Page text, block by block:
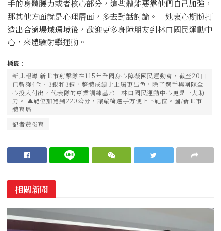
手的身體腰力或者核心部分，這些體能要靠他們自己加強，
那其他方面就是心理層面，多去對話討論。」她衷心期盼打
造出合適場域環境後，歡迎更多身障朋友到林口國民運動中
心，來體驗射擊運動。
標籤：
新北報導 新北市射擊隊在115年全國身心障礙國民運動會，截至20日
已斬獲4金、3銀和3銅，整體成績比上屆更出色，除了選手與團隊全
心投入付出，代表隊的專業訓練基地—林口國民運動中心更是一大助
力。 ▲靶位加寬到220公分，讓輪椅選手方便上下靶位。圖/新北市
體育局
記者黃俊育
相關新聞